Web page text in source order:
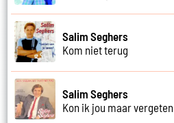
Salim Seghers
Kom niet terug
Salim Seghers
Kon ik jou maar vergeten